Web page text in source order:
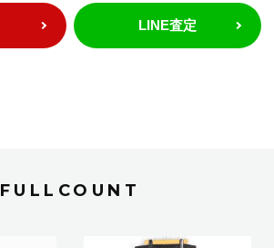
LINE査定
FULLCOUNT